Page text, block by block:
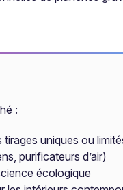
:
uniques ou
purificateurs d’air)
écologique